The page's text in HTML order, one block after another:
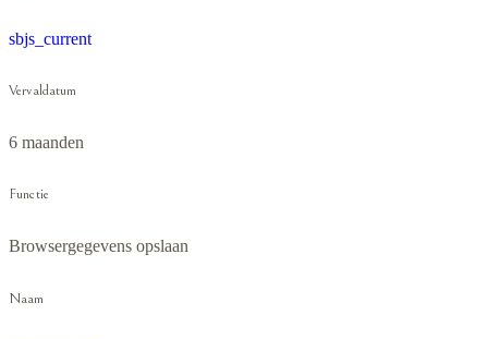
sbjs_current
Vervaldatum
6 maanden
Functie
Browsergegevens opslaan
Naam